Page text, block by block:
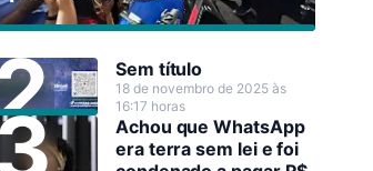
Sem título
18 de novembro de 2025 às
16:17 horas
Achou que WhatsApp
era terra sem lei e foi